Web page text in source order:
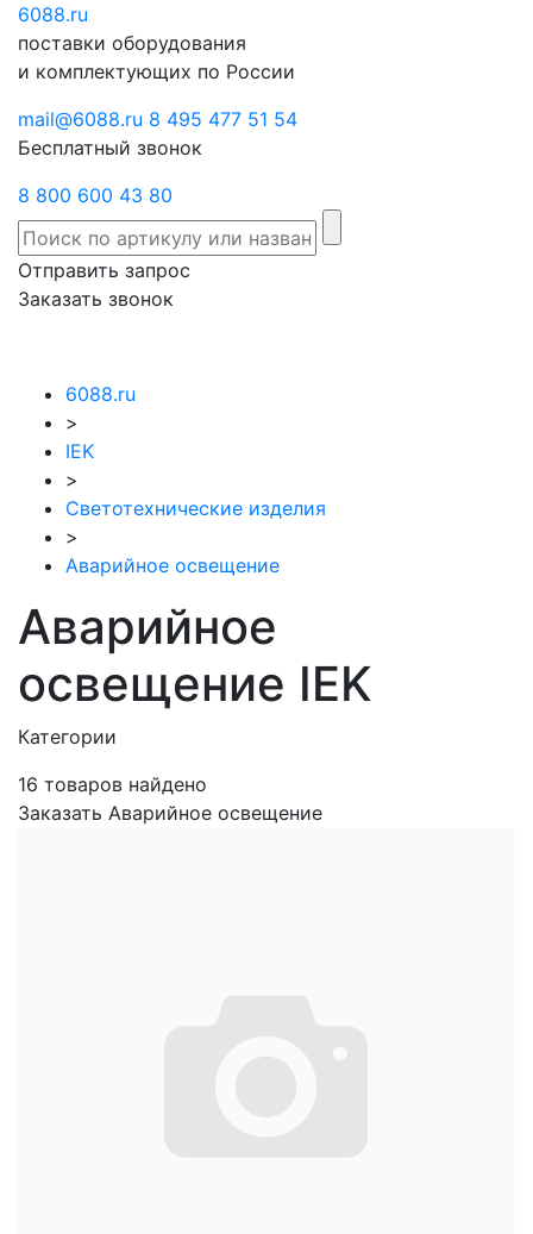
6088.ru
поставки оборудования
и комплектующих по России
mail@6088.ru 8 495 477 51 54
Бесплатный звонок
8 800 600 43 80
Отправить запрос
Заказать звонок
6088.ru
>
IEK
>
Светотехнические изделия
>
Аварийное освещение
Аварийное
освещение IEK
Категории
16 товаров найдено
Заказать Аварийное освещение
Отправить
запрос
звонок